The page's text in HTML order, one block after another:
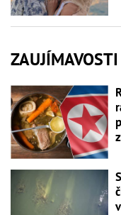
ZAUJÍMAVOSTI